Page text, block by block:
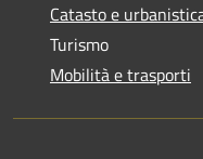
Catasto e
Turismo
Mobilità e trasporti